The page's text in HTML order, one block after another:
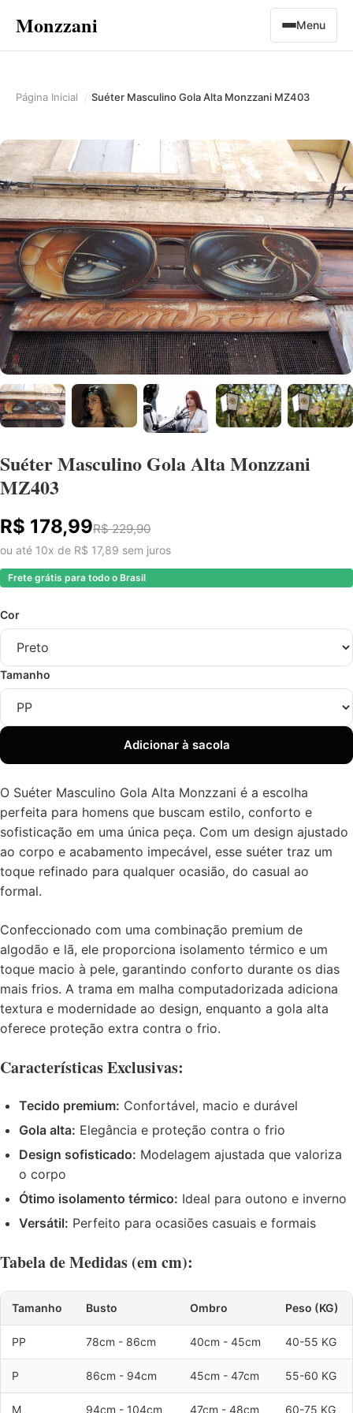
Monzzani Menu
Página Inicial Suéter Masculino Gola Alta Monzzani MZ403
Suéter Masculino Gola Alta Monzzani
MZ403
R$ 178,99R$ 229,90
ou até 10x de R$ 17,89 sem juros
Frete grátis para todo o Brasil
Cor
Tamanho
Adicionar à sacola
O Suéter Masculino Gola Alta Monzzani é a escolha
perfeita para homens que buscam estilo, conforto e
sofisticação em uma única peça. Com um design ajustado
ao corpo e acabamento impecável, esse suéter traz um
toque refinado para qualquer ocasião, do casual ao
formal.
Confeccionado com uma combinação premium de
algodão e lã, ele proporciona isolamento térmico e um
toque macio à pele, garantindo conforto durante os dias
mais frios. A trama em malha computadorizada adiciona
textura e modernidade ao design, enquanto a gola alta
oferece proteção extra contra o frio.
Características Exclusivas:
Tecido premium: Confortável, macio e durável
Gola alta: Elegância e proteção contra o frio
Design sofisticado: Modelagem ajustada que valoriza
o corpo
Ótimo isolamento térmico: Ideal para outono e inverno
Versátil: Perfeito para ocasiões casuais e formais
Tabela de Medidas (em cm):
Tamanho Busto Ombro Peso (KG)
PP 78cm - 86cm 40cm - 45cm 40-55 KG
P 86cm - 94cm 45cm - 47cm 55-60 KG
M 94cm - 104cm 47cm - 48cm 60-75 KG